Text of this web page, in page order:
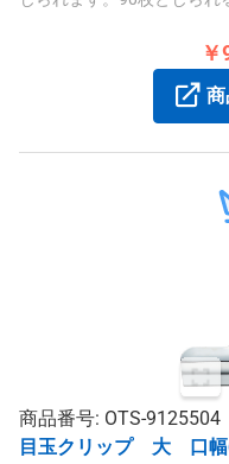
商品番号: OTS-9125504
目玉クリップ 大 口幅